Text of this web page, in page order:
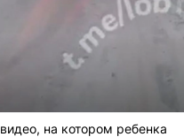
на котором ребенка